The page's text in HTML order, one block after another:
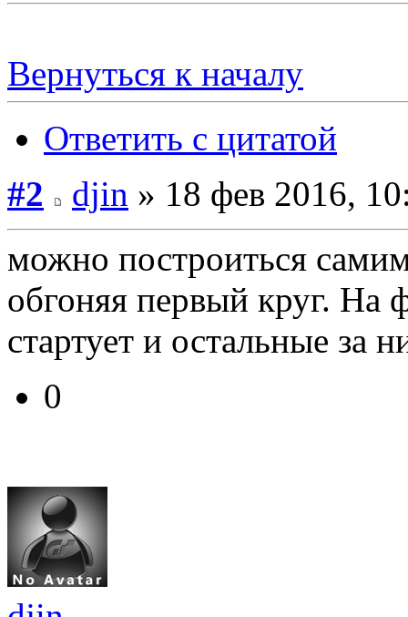
Вернуться к началу
Ответить с цитатой
#2
djin » 18 фев 2016,
можно построиться
обгоняя первый круг.
стартует и остальные за
0